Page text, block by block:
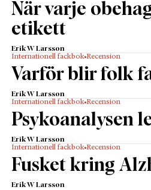
När varje
etikett
Erik W Larsson
Internationell fackbok Recension
Varför blir folk
Erik W Larsson
Internationell fackbok Recension
Psykoanalysen
Erik W Larsson
Internationell fackbok Recension
Fusket kring
Erik W Larsson